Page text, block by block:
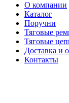
О компании
Каталог
Поручни
Тяговые
Тяговые
Доставка и
Контакты